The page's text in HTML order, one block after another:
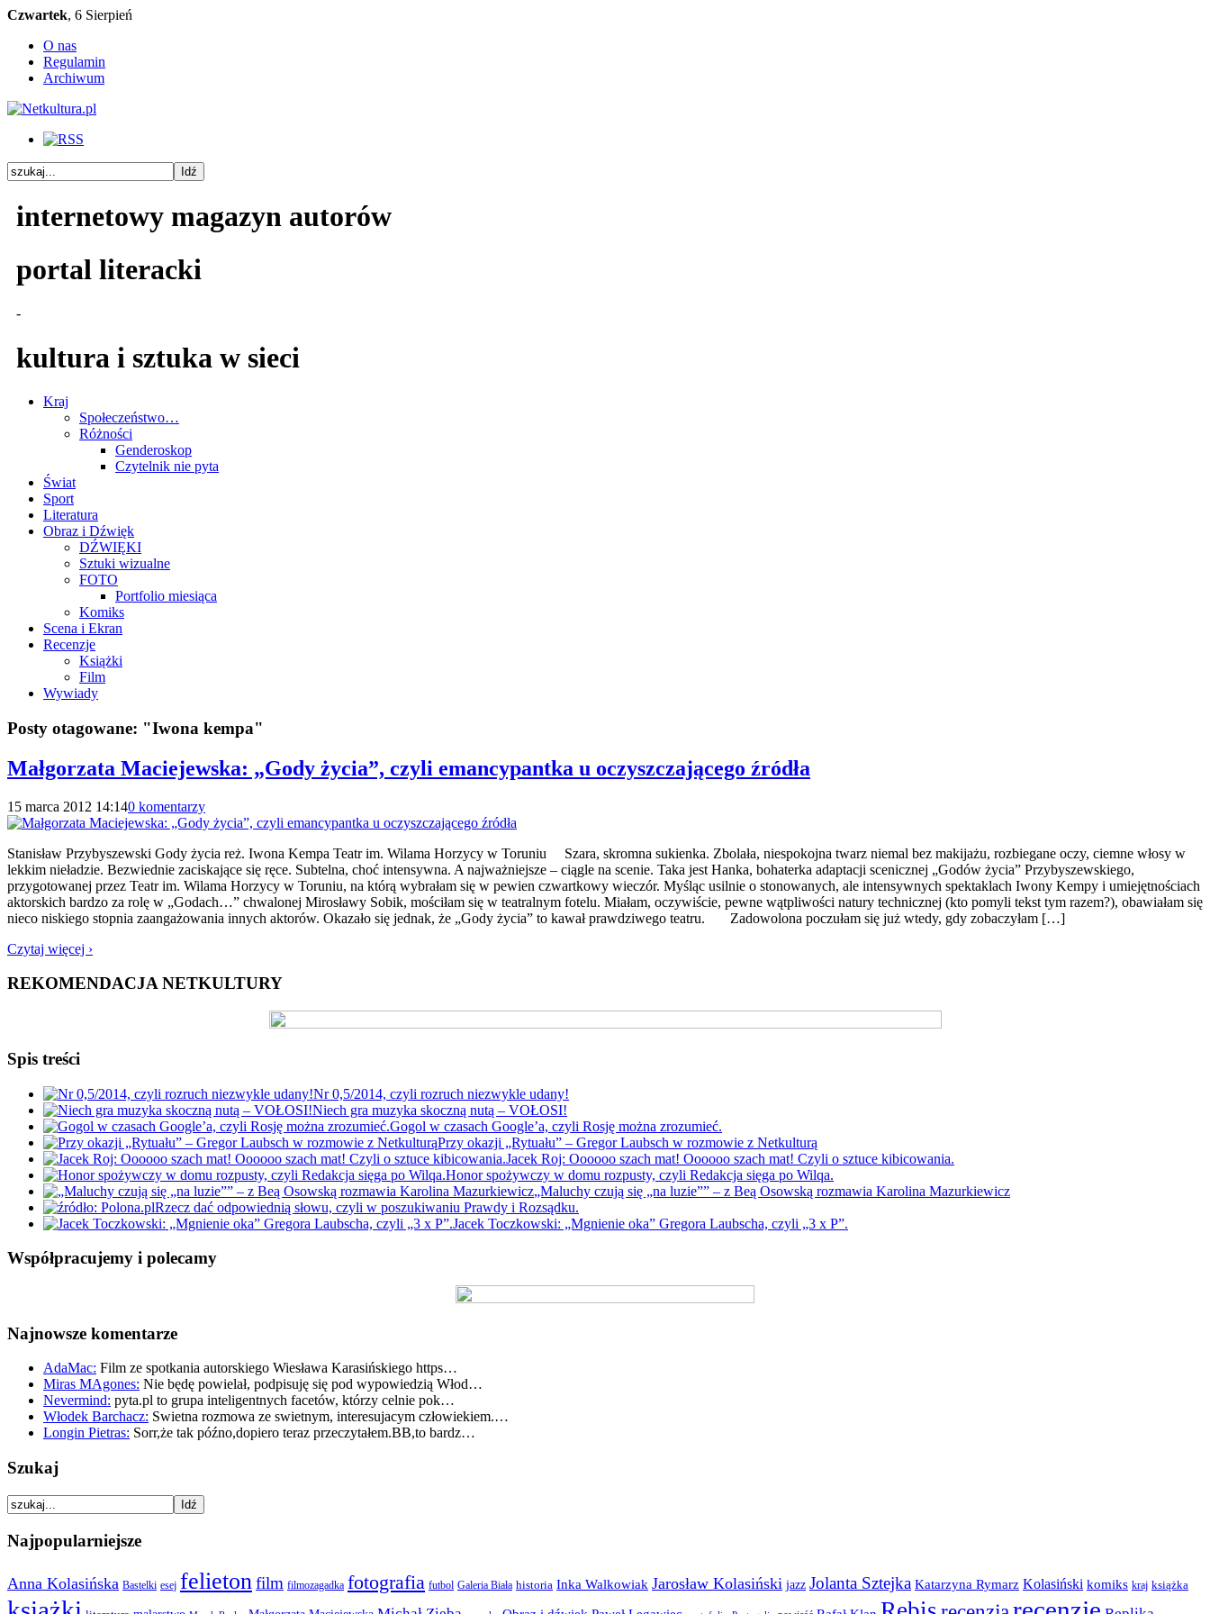
Czwartek, 6 Sierpień
O nas
Regulamin
Archiwum
internetowy magazyn autorów
portal literacki
-
kultura i sztuka w sieci
Kraj
Społeczeństwo…
Różności
Genderoskop
Czytelnik nie pyta
Świat
Sport
Literatura
Obraz i Dźwięk
DŹWIĘKI
Sztuki wizualne
FOTO
Portfolio miesiąca
Komiks
Scena i Ekran
Recenzje
Książki
Film
Wywiady
Posty otagowane: "Iwona kempa"
Małgorzata Maciejewska: „Gody życia”, czyli emancypantka u oczyszczającego źródła
15 marca 2012 14:140 komentarzy
Stanisław Przybyszewski Gody życia reż. Iwona Kempa Teatr im. Wilama Horzycy w Toruniu Szara, skromna sukienka. Zbolała, niespokojna twarz niemal bez makijażu, rozbiegane oczy, ciemne włosy w
lekkim nieładzie. Bezwiednie zaciskające się ręce. Subtelna, choć intensywna. A najważniejsze – ciągle na scenie. Taka jest Hanka, bohaterka adaptacji scenicznej „Godów życia” Przybyszewskiego,
przygotowanej przez Teatr im. Wilama Horzycy w Toruniu, na którą wybrałam się w pewien czwartkowy wieczór. Myśląc usilnie o stonowanych, ale intensywnych spektaklach Iwony Kempy i umiejętnościach
aktorskich bardzo za rolę w „Godach…” chwalonej Mirosławy Sobik, mościłam się w teatralnym fotelu. Miałam, oczywiście, pewne wątpliwości natury technicznej (kto pomyli tekst tym razem?), obawiałam się
nieco niskiego stopnia zaangażowania innych aktorów. Okazało się jednak, że „Gody życia” to kawał prawdziwego teatru. Zadowolona poczułam się już wtedy, gdy zobaczyłam […]
Czytaj więcej ›
REKOMENDACJA NETKULTURY
Spis treści
Nr 0,5/2014, czyli rozruch niezwykle udany!
Niech gra muzyka skoczną nutą – VOŁOSI!
Gogol w czasach Google’a, czyli Rosję można zrozumieć.
Przy okazji „Rytuału” – Gregor Laubsch w rozmowie z Netkulturą
Jacek Roj: Oooooo szach mat! Oooooo szach mat! Czyli o sztuce kibicowania.
Honor spożywczy w domu rozpusty, czyli Redakcja sięga po Wilqa.
„Maluchy czują się „na luzie”” – z Beą Osowską rozmawia Karolina Mazurkiewicz
Rzecz dać odpowiednią słowu, czyli w poszukiwaniu Prawdy i Rozsądku.
Jacek Toczkowski: „Mgnienie oka” Gregora Laubscha, czyli „3 x P”.
Współpracujemy i polecamy
Najnowsze komentarze
AdaMac: Film ze spotkania autorskiego Wiesława Karasińskiego https…
Miras MAgones: Nie będę powielał, podpisuję się pod wypowiedzią Włod…
Nevermind: pyta.pl to grupa inteligentnych facetów, którzy celnie pok…
Włodek Barchacz: Swietna rozmowa ze swietnym, interesujacym człowiekiem.…
Longin Pietras: Sorr,że tak późno,dopiero teraz przeczytałem.BB,to bardz…
Szukaj
Najpopularniejsze
Anna Kolasińska Bastelki esej felietonfilm filmozagadka fotografia futbol Galeria Biała historia Inka Walkowiak Jarosław Kolasiński jazz Jolanta Sztejka Katarzyna Rymarz Kolasiński komiks kraj książka